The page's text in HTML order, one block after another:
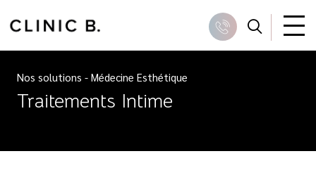
to
Appeler
Nos solutions - Médecine Esthétique
Traitements Intime